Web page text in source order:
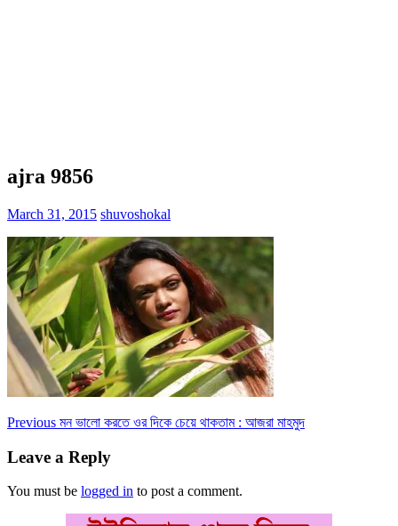
ajra 9856
March 31, 2015 shuvoshokal
Post
navigation
Previous Previous
মন ভালো করতে ওর দিকে চেয়ে থাকতাম : আজরা মাহমুদ
Leave a Reply
You must be logged in to post a comment.